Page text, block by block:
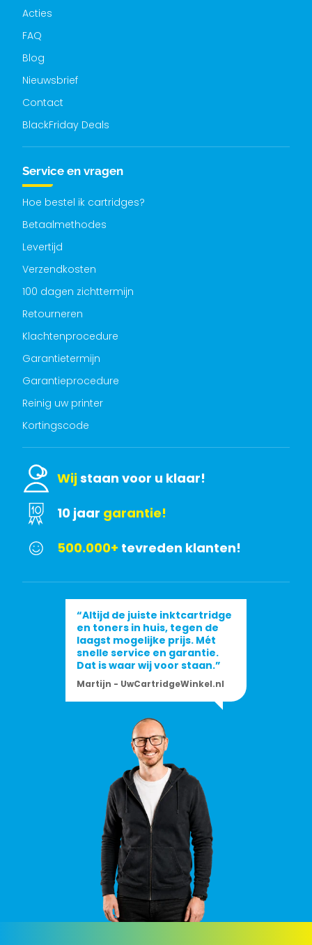
Acties
FAQ
Blog
Nieuwsbrief
Contact
BlackFriday Deals
Service en vragen
Hoe bestel ik cartridges?
Betaalmethodes
Levertijd
Verzendkosten
100 dagen zichttermijn
Retourneren
Klachtenprocedure
Garantietermijn
Garantieprocedure
Reinig uw printer
Kortingscode
Wijstaan voor u klaar!
10 jaar garantie!
500.000+ tevreden klanten!
“Altijd de juiste inktcartridge
en toners in huis, tegen de
laagst mogelijke prijs. Mét
snelle service en garantie.
Dat is waar wij voor staan.”
Martijn - UwCartridgeWinkel.nl